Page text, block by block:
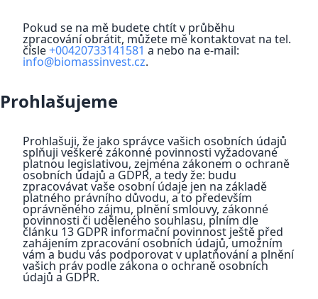
Pokud se na mě budete chtít v průběhu
zpracování obrátit, můžete mě kontaktovat na tel.
čísle+00420733141581 a nebo na e-mail:
info@biomassinvest.cz.
Prohlašujeme
Prohlašuji, že jako správce vašich osobních údajů
splňuji veškeré zákonné povinnosti vyžadované
platnou legislativou, zejména zákonem o ochraně
osobních údajů a GDPR, a tedy že: budu
zpracovávat vaše osobní údaje jen na základě
platného právního důvodu, a to především
oprávněného zájmu, plnění smlouvy, zákonné
povinnosti či uděleného souhlasu, plním dle
článku 13 GDPR informační povinnost ještě před
zahájením zpracování osobních údajů, umožním
vám a budu vás podporovat v uplatňování a plnění
vašich práv podle zákona o ochraně osobních
údajů a GDPR.